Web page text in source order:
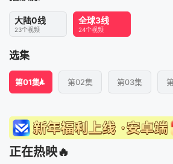
大陆0线
23个视频
全球3线
24个视频
选集
第01集 第02集 第03集
正在热映🔥